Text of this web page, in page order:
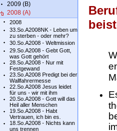
2009 (B)
2008 (A)
2008
33.So.A2008NK - Leben um
zu sterben - oder mehr?
30.So.A2008 - Weltmission
29.So.A2008 - Gebt Gott,
was Gott gehört
28.So.A2008 - Nur mit
Festgewand
23.So.A2008 Predigt bei der
Wallfahrermesse
22.So.A2008 Jesus leidet
für uns - wir mit ihm
20.So.A2008 - Gott will das
Heil aller Menschen
19.So.A2008 - Habt
Vertrauen, ich bin es.
18.So.A2008 - Nichts kann
uns trennen